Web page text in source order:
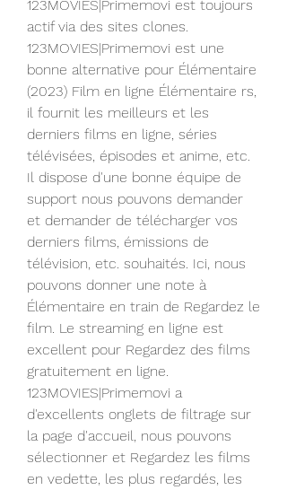
123MOVIES|Primemovi est toujours
actif via des sites clones.
123MOVIES|Primemovi est une
bonne alternative pour Élémentaire
(2023) Film en ligne Élémentaire rs,
il fournit les meilleurs et les
derniers films en ligne, séries
télévisées, épisodes et anime, etc.
Il dispose d'une bonne équipe de
support nous pouvons demander
et demander de télécharger vos
derniers films, émissions de
télévision, etc. souhaités. Ici, nous
pouvons donner une note à
Élémentaire en train de Regardez le
film. Le streaming en ligne est
excellent pour Regardez des films
gratuitement en ligne.
123MOVIES|Primemovi a
d'excellents onglets de filtrage sur
la page d'accueil, nous pouvons
sélectionner et Regardez les films
en vedette, les plus regardés, les